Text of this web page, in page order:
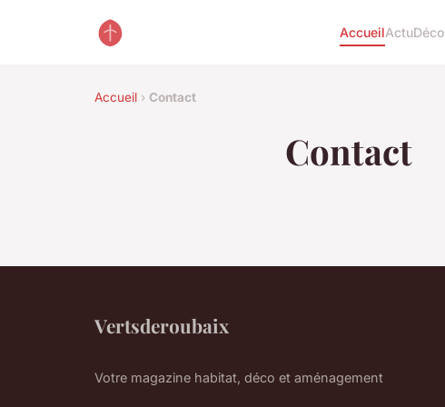
AccueilActuDéco
Accueil › Contact
Contact
Vertsderoubaix
Votre magazine habitat, déco et aménagement